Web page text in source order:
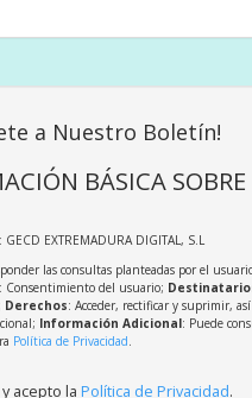
a Nuestro Boletín!
BÁSICA
: GECD EXTREMADURA DIGITAL, S.L
las consultas planteadas por el
: Consentimiento del usuario;
Derechos: Acceder, rectificar y suprimir,
Información Adicional: Puede
Política de Privacidad.
acepto la Política de Privacidad.